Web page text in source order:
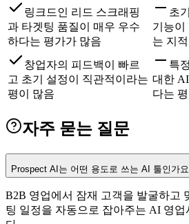
링크드인 리드 스크래핑
과 타겟팅 품질이 매우 우수
하다는 평가가 많음
초
기능이
는 지
창업자의 피드백이 빠르
고 초기 설정이 직관적이라는
평이 많음
특
대한
다는
자주 묻는 질문
Prospect AI는 어떤 용도로 쓰는 AI 툴인가
B2B 영업에서 잠재 고객을 발굴하고
팅 일정을 자동으로 잡아주는 AI 영업